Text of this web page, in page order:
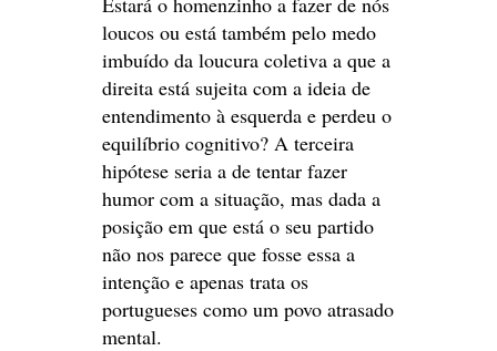
loucos ou está também pelo medo
imbuído da loucura coletiva a que a
direita está sujeita com a ideia de
entendimento à esquerda e perdeu o
equilíbrio cognitivo? A terceira
hipótese seria a de tentar fazer
humor com a situação, mas dada a
posição em que está o seu partido
não nos parece que fosse essa a
intenção e apenas trata os
portugueses como um povo atrasado
mental.